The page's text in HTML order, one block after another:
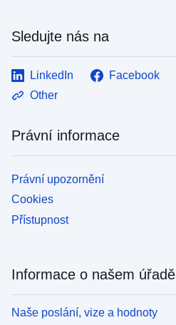
Sledujte nás na
LinkedIn Facebook
Other
Právní informace
Právní upozornění
Cookies
Přístupnost
Informace o našem úřadě
Naše poslání, vize a hodnoty